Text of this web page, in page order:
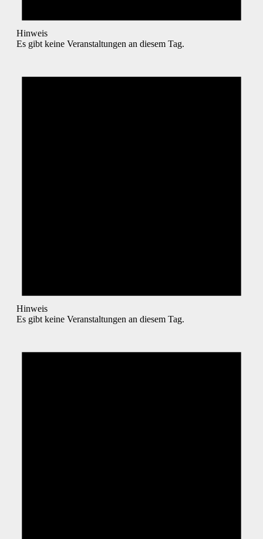
Hinweis
Es gibt keine Veranstaltungen an diesem Tag.
Hinweis
Es gibt keine Veranstaltungen an diesem Tag.